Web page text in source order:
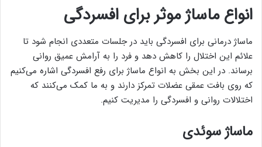
انواع ماساژ موثر برای افسردگی
ماساژ درمانی برای افسردگی باید در جلسات متعددی انجام شود تا
علائم این اختلال را کاهش دهد و فرد را به آرامش عمیق روانی
برساند. در این بخش به انواع ماساژ برای رفع افسردگی اشاره می‌کنیم
که روی بافت عمقی عضلات تمرکز دارند و به ما کمک می‌کنند که
اختلالات روانی و افسردگی را مدیریت کنیم.
ماساژ سوئدی